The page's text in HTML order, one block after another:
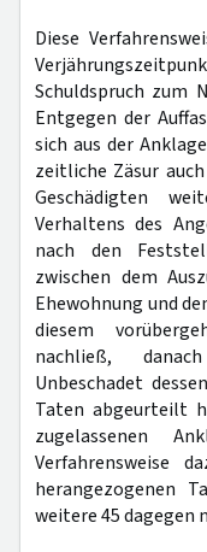
Diese
Schuldspruch zum
Entgegen der
sich aus der
zeitliche Zäsur
Geschädigten
Verhaltens des
nach den
zwischen dem
Ehewohnung und
diesem
nachließ,
Unbeschadet
Taten abgeurteilt
zugelassenen
Verfahrensweise
herangezogenen
weitere 45 dagegen